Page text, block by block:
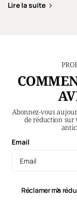
Lire la suite
Abonnez-vous
de réduction sur
Email
Réclamer ma